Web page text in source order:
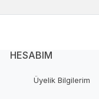
HESABIM
Üyelik Bilgilerim